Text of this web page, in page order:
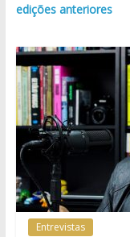
edições anteriores
Entrevistas